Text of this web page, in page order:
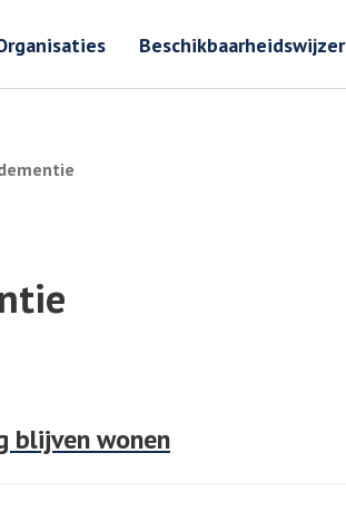
Beschikbaarheidswijzer
blijven wonen